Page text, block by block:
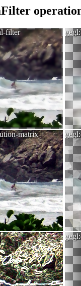
filter
matrix